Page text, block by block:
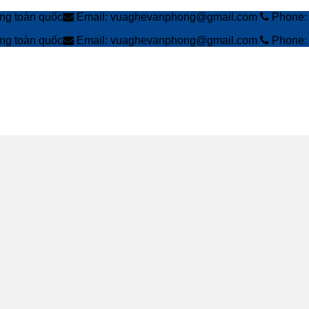
toàn quốc Email: vuaghevanphong@gmail.com
toàn quốc Email: vuaghevanphong@gmail.com